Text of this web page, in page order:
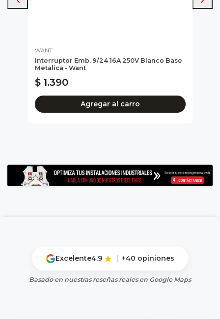
WANT
Interruptor Emb. 9/24 16A 250V Blanco Base
Metalica - Want
$ 1.390
Agregar al carro
Excelente4.9 +40 opiniones
Basado en nuestras reseñas reales en Google Maps